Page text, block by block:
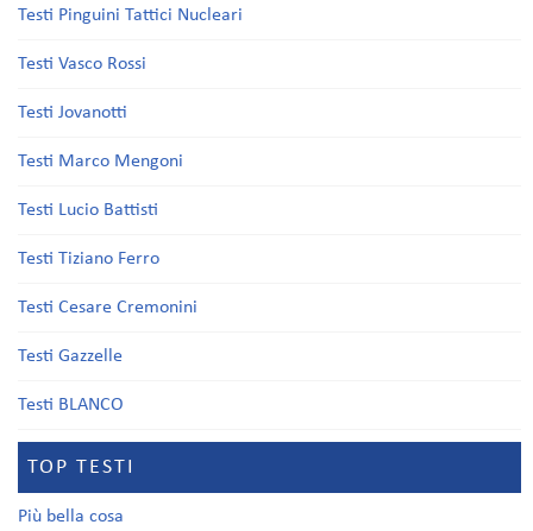
Testi Pinguini Tattici Nucleari
Testi Vasco Rossi
Testi Jovanotti
Testi Marco Mengoni
Testi Lucio Battisti
Testi Tiziano Ferro
Testi Cesare Cremonini
Testi Gazzelle
Testi BLANCO
TOP TESTI
Più bella cosa